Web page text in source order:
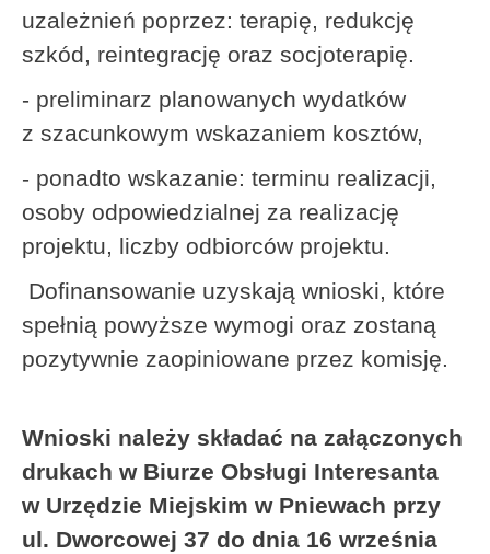
uzależnień poprzez: terapię, redukcję
szkód, reintegrację oraz socjoterapię.
- preliminarz planowanych wydatków
z szacunkowym wskazaniem kosztów,
- ponadto wskazanie: terminu realizacji,
osoby odpowiedzialnej za realizację
projektu, liczby odbiorców projektu.
Dofinansowanie uzyskają wnioski, które
spełnią powyższe wymogi oraz zostaną
pozytywnie zaopiniowane przez komisję.
Wnioski należy składać na załączonych
drukach w Biurze Obsługi Interesanta
w Urzędzie Miejskim w Pniewach przy
ul. Dworcowej 37 do dnia 16 września